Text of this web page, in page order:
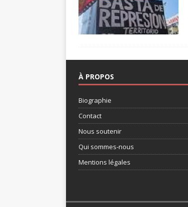
À PROPOS
Biographie
Contact
Nous soutenir
Qui sommes-nous
Mentions légales